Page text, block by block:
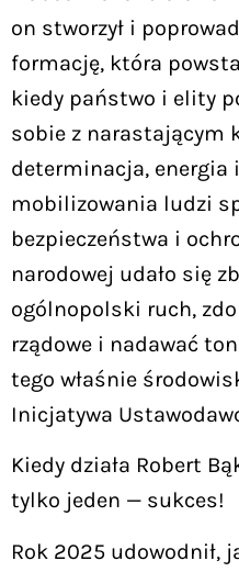
on stworzył i
formację, która
kiedy państwo i elity
sobie z narastającym
determinacja,
mobilizowania ludzi
bezpieczeństwa i
narodowej udało się
ogólnopolski ruch,
rządowe i nadawać
tego właśnie
Inicjatywa
Kiedy działa Robert
tylko jeden — sukces!
Rok 2025 udowodnił,